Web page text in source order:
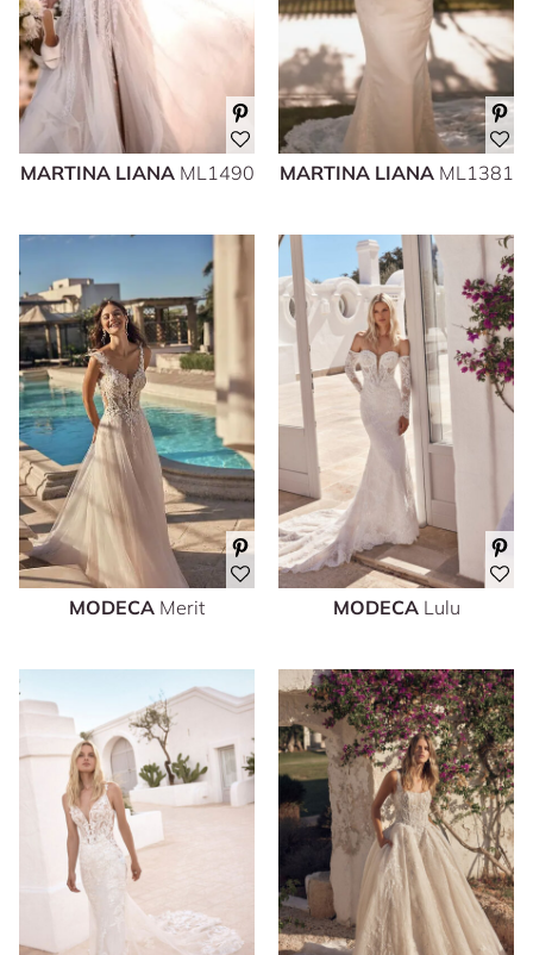
MARTINA LIANA ML1490 MARTINA LIANA ML1381
MODECA Merit MODECA Lulu